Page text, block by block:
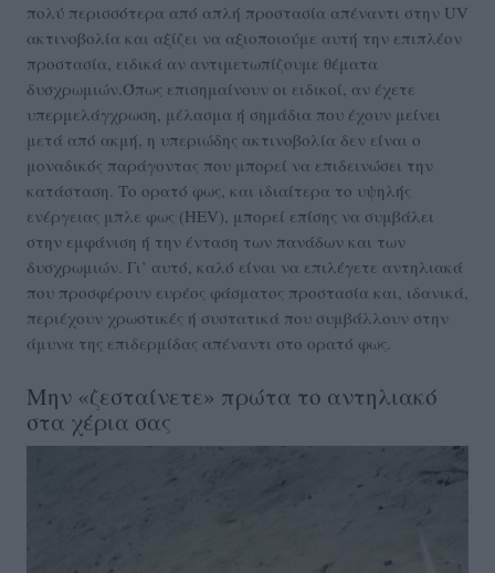
πολύ περισσότερα από απλή προστασία απέναντι στην UV
ακτινοβολία και αξίζει να αξιοποιούμε αυτή την επιπλέον
προστασία, ειδικά αν αντιμετωπίζουμε θέματα
δυσχρωμιών.Όπως επισημαίνουν οι ειδικοί, αν έχετε
υπερμελάγχρωση, μέλασμα ή σημάδια που έχουν μείνει
μετά από ακμή, η υπεριώδης ακτινοβολία δεν είναι ο
μοναδικός παράγοντας που μπορεί να επιδεινώσει την
κατάσταση. Το ορατό φως, και ιδιαίτερα το υψηλής
ενέργειας μπλε φως (HEV), μπορεί επίσης να συμβάλει
στην εμφάνιση ή την ένταση των πανάδων και των
δυσχρωμιών. Γι’ αυτό, καλό είναι να επιλέγετε αντηλιακά
που προσφέρουν ευρέος φάσματος προστασία και, ιδανικά,
περιέχουν χρωστικές ή συστατικά που συμβάλλουν στην
άμυνα της επιδερμίδας απέναντι στο ορατό φως.
Μην «ζεσταίνετε» πρώτα το αντηλιακό
στα χέρια σας